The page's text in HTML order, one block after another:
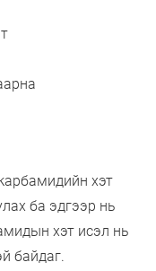
хэт
ба эдгээр нь
хэт исэл нь
байдаг.